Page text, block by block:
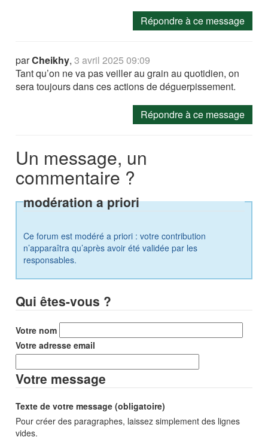
Répondre à ce message
parCheikhy,3 avril 2025 09:09
Tant qu’on ne va pas veiller au grain au quotidien, on
sera toujours dans ces actions de déguerpissement.
Répondre à ce message
Un message, un
commentaire ?
modération a priori
Ce forum est modéré a priori : votre contribution
n’apparaîtra qu’après avoir été validée par les
responsables.
Qui êtes-vous ?
Votre nom
Votre adresse email
Votre message
Texte de votre message (obligatoire)
Pour créer des paragraphes, laissez simplement des lignes
vides.